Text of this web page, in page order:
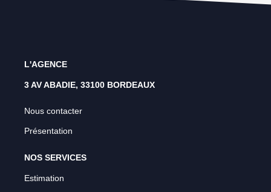
L'AGENCE
3 AV ABADIE, 33100 BORDEAUX
Nous contacter
Présentation
NOS SERVICES
Estimation